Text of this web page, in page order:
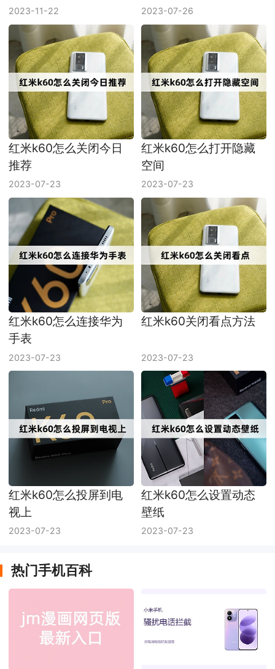
2023-11-22 2023-07-26
红米k60怎么关闭今日
推荐
2023-07-23
红米k60怎么打开隐藏
空间
2023-07-23
红米k60怎么连接华为
手表
2023-07-23
红米k60关闭看点方法
2023-07-23
红米k60怎么投屏到电
视上
2023-07-23
红米k60怎么设置动态
壁纸
2023-07-23
热门手机百科